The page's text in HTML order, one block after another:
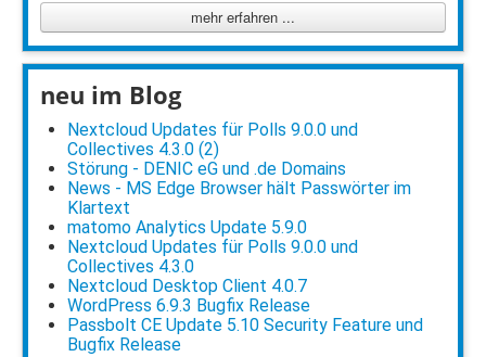
mehr erfahren ...
neu im Blog
Nextcloud Updates für Polls 9.0.0 und
Collectives 4.3.0 (2)
Störung - DENIC eG und .de Domains
News - MS Edge Browser hält Passwörter im
Klartext
matomo Analytics Update 5.9.0
Nextcloud Updates für Polls 9.0.0 und
Collectives 4.3.0
Nextcloud Desktop Client 4.0.7
WordPress 6.9.3 Bugfix Release
Passbolt CE Update 5.10 Security Feature und
Bugfix Release